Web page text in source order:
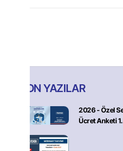
SON YAZILAR
2026 - Özel
Ücret Anketi